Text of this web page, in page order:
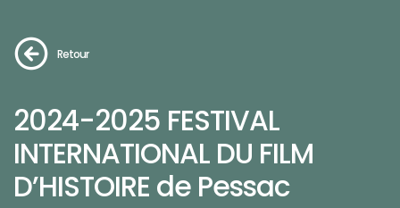
Retour
2024-2025 FESTIVAL
INTERNATIONAL DU FILM
D’HISTOIRE de Pessac